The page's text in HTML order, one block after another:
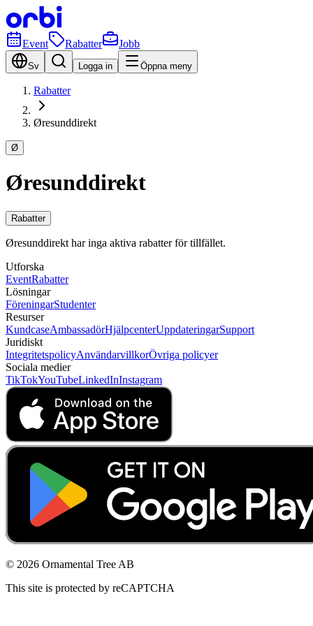
Event Rabatter Jobb
Sv Logga in Öppna meny
Rabatter
Øresunddirekt
Ø
Øresunddirekt
Rabatter
Øresunddirekt har inga aktiva rabatter för tillfället.
Utforska
EventRabatter
Lösningar
FöreningarStudenter
Resurser
KundcaseAmbassadörHjälpcenterUppdateringarSupport
Juridiskt
IntegritetspolicyAnvändarvillkorÖvriga policyer
Sociala medier
TikTokYouTubeLinkedInInstagram
© 2026 Ornamental Tree AB
This site is protected by reCAPTCHA